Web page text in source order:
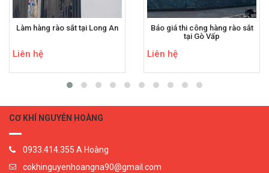
Làm hàng rào sắt tại Long An
Liên hệ
Báo giá thi công hàng rào sắt
tại Gò Vấp
Liên hệ
CƠ KHÍ NGUYỄN HOÀNG
0933.414.355 A Hoàng
cokhinguyenhoangna90@gmail.com